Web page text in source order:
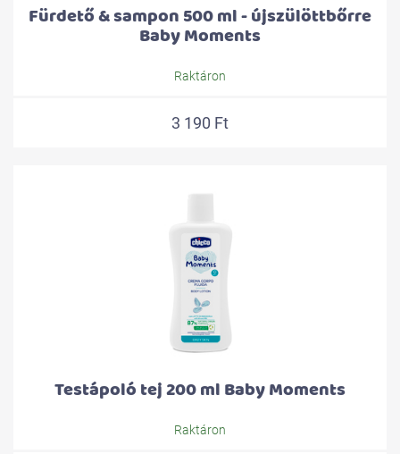
Fürdető & sampon 500 ml - újszülöttbőrre
Baby Moments
Raktáron
3 190 Ft
Testápoló tej 200 ml Baby Moments
Raktáron